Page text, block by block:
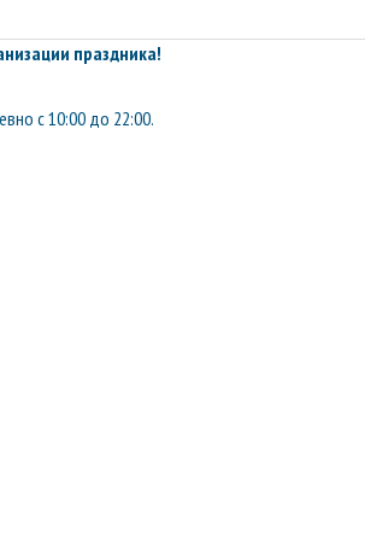
праздника!
с 10:00 до 22:00.